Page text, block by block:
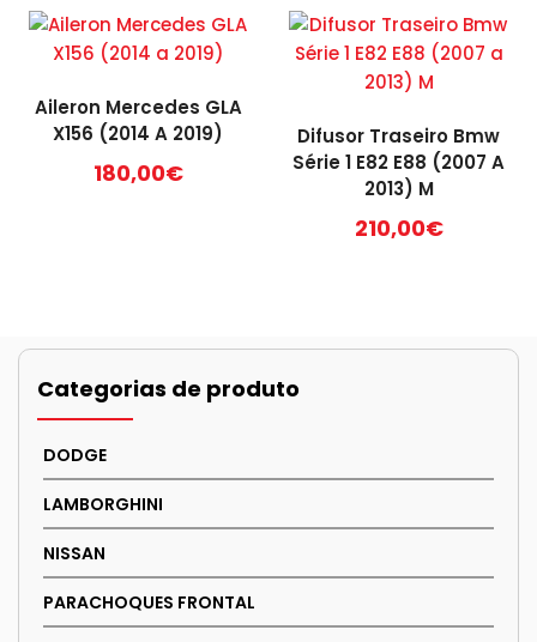
Aileron Mercedes GLA
X156 (2014 A 2019)
180,00€
Difusor Traseiro Bmw
Série 1 E82 E88 (2007 A
2013) M
210,00€
Categorias de produto
DODGE
LAMBORGHINI
NISSAN
PARACHOQUES FRONTAL